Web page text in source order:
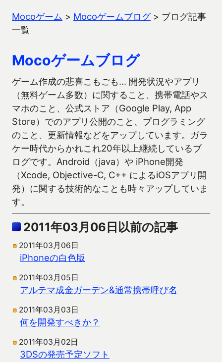
Mocoゲーム > Mocoゲームブログ> ブログ記事
一覧
Mocoゲームブログ
ゲーム作成の悲喜こもごも… 開発状況やアプリ
（無料ゲーム多数）に関すること、携帯電話やス
マホのこと、公式ストア（Google Play, App
Store）でのアプリ公開のこと、プログラミング
のこと、更新情報などをアップしています。ガラ
ケー時代からかれこれ20年以上継続しているブ
ログです。Android（java）や iPhone開発
（Xcode, Objective-C, C++ によるiOSアプリ開
発）に関する技術的なことも時々アップしていま
す。
2011年03月06日以前の記事
2011年03月06日
iPhoneの白色版
2011年03月05日
アルテマ成金ガーデン&通常携帯呼び名
2011年03月03日
何を開発すべきか？
2011年03月02日
3DSの発売予定ソフト